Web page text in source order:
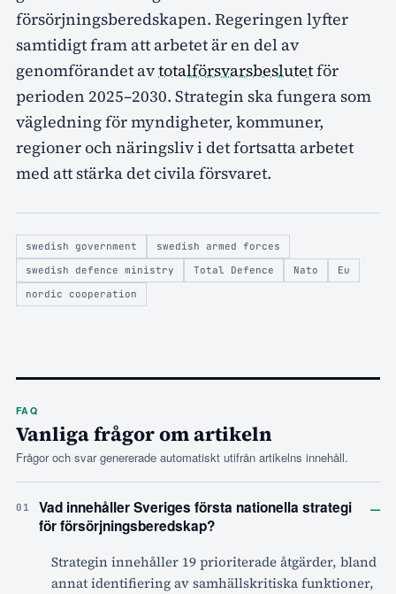
försörjningsberedskapen. Regeringen lyfter
samtidigt fram att arbetet är en del av
genomförandet avtotalförsvarsbeslutetför
perioden 2025–2030. Strategin ska fungera som
vägledning för myndigheter, kommuner,
regioner och näringsliv i det fortsatta arbetet
med att stärka det civila försvaret.
swedish government
swedish armed forces
swedish defence ministry
Total Defence Nato
Eu
nordic cooperation
FAQ
Vanliga frågor om artikeln
Frågor och svar genererade automatiskt utifrån artikelns innehåll.
01
Vad innehåller Sveriges första nationella strategi
för försörjningsberedskap?
–
Strategin innehåller 19 prioriterade åtgärder, bland
annat identifiering av samhällskritiska funktioner,